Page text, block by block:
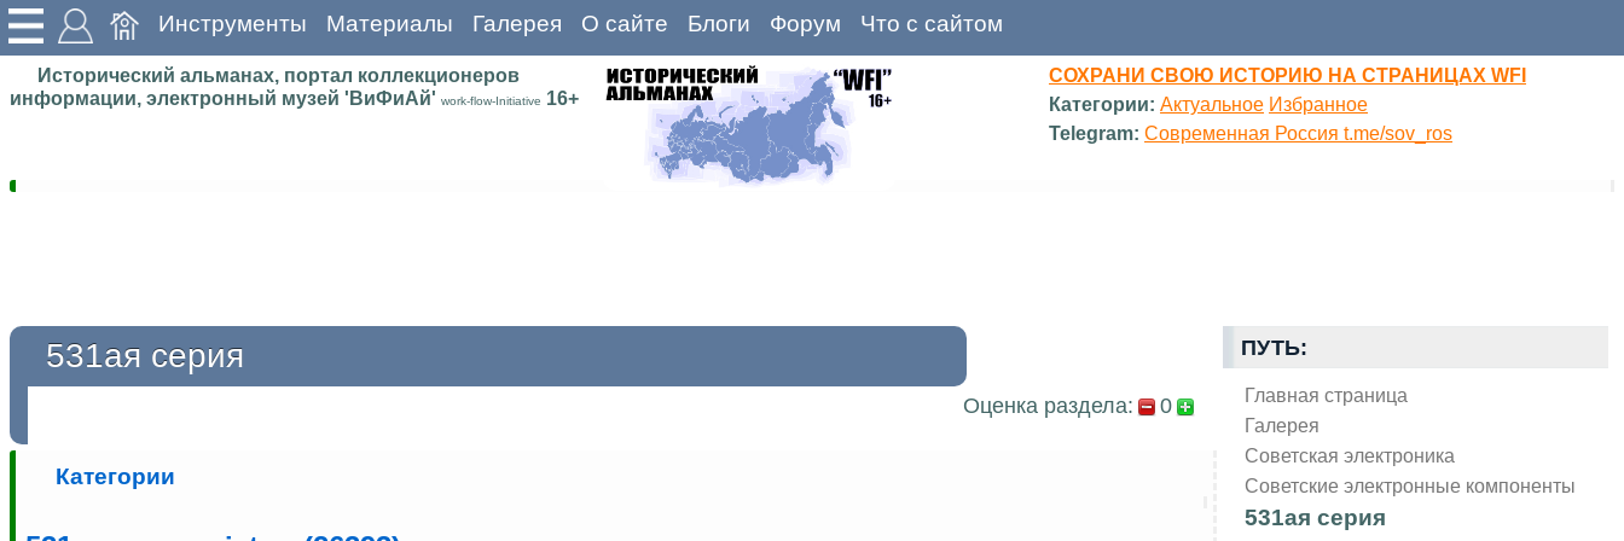
Инструменты Материалы Галерея О сайте Блоги Форум Что с сайтом
Исторический альманах, портал коллекционеров
информации, электронный музей 'ВиФиАй' work-flow-Initiative 16+
СОХРАНИ СВОЮ ИСТОРИЮ НА СТРАНИЦАХ WFI
Категории: Актуальное Избранное
Telegram: Современная Россия t.me/sov_ros
ПУТЬ:
Главная страница
Галерея
Советская электроника
Советские электронные компоненты
531ая серия
531ая серия
Оценка раздела: 0
Категории